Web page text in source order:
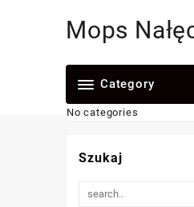
Mops
Category
No categories
Szukaj